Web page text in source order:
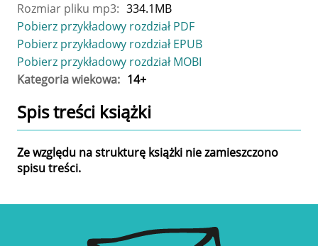
Rozmiar pliku mp3: 334.1MB
Pobierz przykładowy rozdział PDF
Pobierz przykładowy rozdział EPUB
Pobierz przykładowy rozdział MOBI
Kategoria wiekowa: 14+
Spis treści książki
Ze względu na strukturę książki nie zamieszczono
spisu treści.